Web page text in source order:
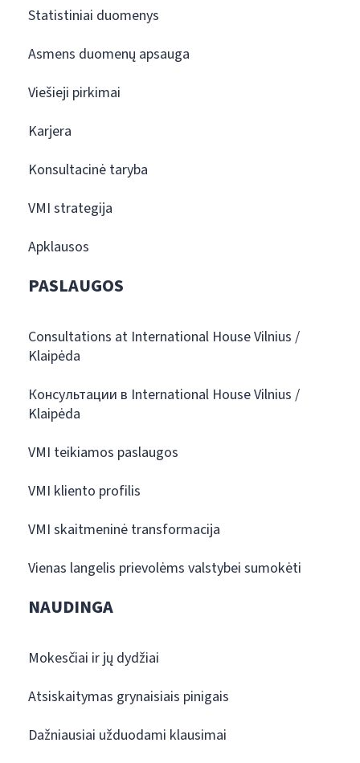
Statistiniai duomenys
Asmens duomenų apsauga
Viešieji pirkimai
Karjera
Konsultacinė taryba
VMI strategija
Apklausos
PASLAUGOS
Consultations at International House Vilnius /
Klaipėda
Консультации в International House Vilnius /
Klaipėda
VMI teikiamos paslaugos
VMI kliento profilis
VMI skaitmeninė transformacija
Vienas langelis prievolėms valstybei sumokėti
NAUDINGA
Mokesčiai ir jų dydžiai
Atsiskaitymas grynaisiais pinigais
Dažniausiai užduodami klausimai